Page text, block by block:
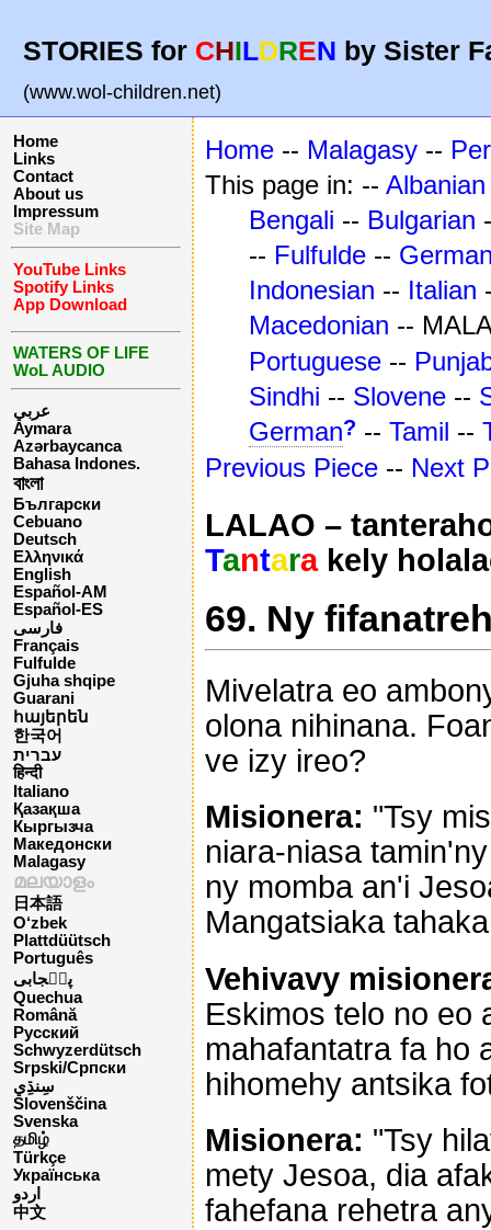
STORIES for CHILDREN by Sister
(www.wol-children.net)
Home
Links
Contact
About us
Impressum
Site Map
YouTube Links
Spotify Links
App Download
WATERS OF LIFE
WoL AUDIO
عربي
Aymara
Azərbaycanca
Bahasa Indones.
বাংলা
Български
Cebuano
Deutsch
Ελληνικά
English
Español-AM
Español-ES
فارسی
Français
Fulfulde
Gjuha shqipe
Guarani
հայերեն
한국어
עברית
हिन्दी
Italiano
Қазақша
Кыргызча
Македонски
Malagasy
മലയാളം
日本語
O‘zbek
Plattdüütsch
Português
پن٘جابی
Quechua
Română
Русский
Schwyzerdütsch
Srpski/Српски
Slovenščina
Svenska
தமிழ்
Türkçe
Українська
اردو
中文
Home -- Malagasy --
This page in: -- Albanian
Bengali -- Bulgarian
-- Fulfulde --
Indonesian -- Italian
Macedonian --
Portuguese --
Sindhi -- Slovene --
German? -- Tamil --
Previous Piece -- Next
LALAO –
Tantarakely
69. Ny
Mivelatra eo
olona nihinana.
ve izy ireo?
Misionera: "Tsy
niara-niasa
ny momba an'i
Mangatsiaka
Vehivavy
Eskimos telo no eo
mahafantatra fa ho
hihomehy antsika
Misionera: "Tsy
mety Jesoa, dia
fahefana rehetra